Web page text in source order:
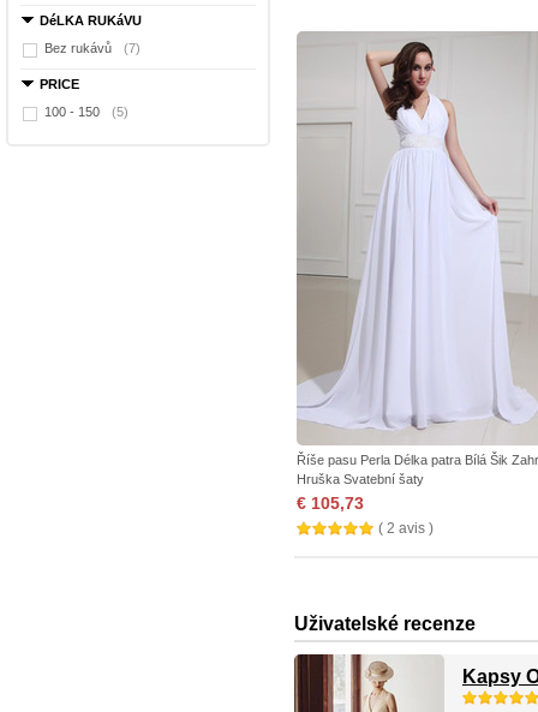
DéLKA RUKáVU
Bez rukávů
(7)
PRICE
100 - 150
(5)
Říše pasu Perla Délka patra Bílá Šik
Hruška Svatební šaty
€ 105,73
( 2 avis )
Uživatelské recenze
Kapsy